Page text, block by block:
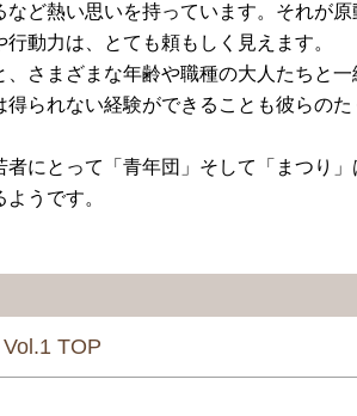
など熱い思いを持っています。それが
動力は、とても頼もしく見えます。
、さまざまな年齢や職種の大人たちと
得られない経験ができることも彼らの
者にとって「青年団」そして「まつり
うです。
TOP